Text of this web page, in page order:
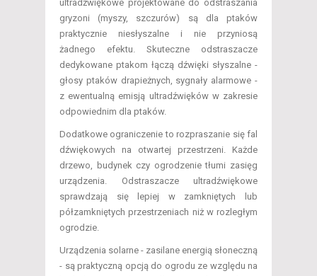
ultradźwiękowe projektowane do odstraszania
gryzoni (myszy, szczurów) są dla ptaków
praktycznie niesłyszalne i nie przyniosą
żadnego efektu. Skuteczne odstraszacze
dedykowane ptakom łączą dźwięki słyszalne -
głosy ptaków drapieżnych, sygnały alarmowe -
z ewentualną emisją ultradźwięków w zakresie
odpowiednim dla ptaków.
Dodatkowe ograniczenie to rozpraszanie się fal
dźwiękowych na otwartej przestrzeni. Każde
drzewo, budynek czy ogrodzenie tłumi zasięg
urządzenia. Odstraszacze ultradźwiękowe
sprawdzają się lepiej w zamkniętych lub
półzamkniętych przestrzeniach niż w rozległym
ogrodzie.
Urządzenia solarne - zasilane energią słoneczną
- są praktyczną opcją do ogrodu ze względu na